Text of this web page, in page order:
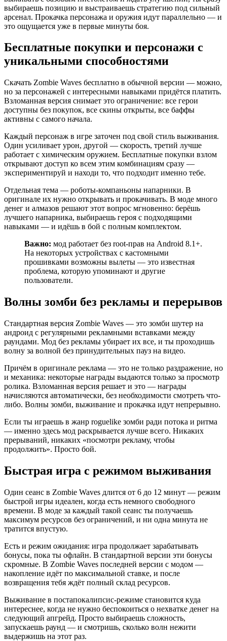
выбираешь позицию и выстраиваешь стратегию под сильный
арсенал. Прокачка персонажа и оружия идут параллельно — и
это ощущается уже в первые минуты боя.
Бесплатные покупки и персонажи с
уникальными способностями
Скачать Zombie Waves бесплатно в обычной версии — можно,
но за персонажей с интересными навыками придётся платить.
Взломанная версия снимает это ограничение: все герои
доступны без покупок, все скины открыты, все баффы
активны с самого начала.
Каждый персонаж в игре заточен под свой стиль выживания.
Один усиливает урон, другой — скорость, третий лучше
работает с химическим оружием. Бесплатные покупки взлом
открывают доступ ко всем этим комбинациям сразу —
экспериментируй и находи то, что подходит именно тебе.
Отдельная тема — роботы-компаньоны напарники. В
оригинале их нужно открывать и прокачивать. В моде много
денег и алмазов решают этот вопрос мгновенно: берёшь
лучшего напарника, выбираешь героя с подходящими
навыками — и идёшь в бой с полным комплектом.
Важно: мод работает без root-прав на Android 8.1+.
На некоторых устройствах с кастомными
прошивками возможны вылеты — это известная
проблема, которую упоминают и другие
пользователи.
Волны зомби без рекламы и перерывов
Стандартная версия Zombie Waves — это зомби шутер на
андроид с регулярными рекламными вставками между
раундами. Мод без рекламы убирает их все, и ты проходишь
волну за волной без принудительных пауз на видео.
Причём в оригинале реклама — это не только раздражение, но
и механика: некоторые награды выдаются только за просмотр
ролика. Взломанная версия решает и это — награды
начисляются автоматически, без необходимости смотреть что-
либо. Волны зомби, выживание и прокачка идут непрерывно.
Если ты играешь в жанр roguelike зомби ради потока и ритма
— именно здесь мод раскрывается лучше всего. Никаких
прерываний, никаких «посмотри рекламу, чтобы
продолжить». Просто бой.
Быстрая игра с режимом выживания
Один сеанс в Zombie Waves длится от 6 до 12 минут — режим
быстрой игры идеален, когда есть немного свободного
времени. В моде за каждый такой сеанс ты получаешь
максимум ресурсов без ограничений, и ни одна минута не
тратится впустую.
Есть и режим ожидания: игра продолжает зарабатывать
бонусы, пока ты офлайн. В стандартной версии эти бонусы
скромные. В Zombie Waves последней версии с модом —
накопление идёт по максимальной ставке, и после
возвращения тебя ждёт полный склад ресурсов.
Выживание в постапокалипсис-режиме становится куда
интереснее, когда не нужно беспокоиться о нехватке денег на
следующий апгрейд. Просто выбираешь сложность,
запускаешь раунд — и смотришь, сколько волн нежити
выдержишь на этот раз.